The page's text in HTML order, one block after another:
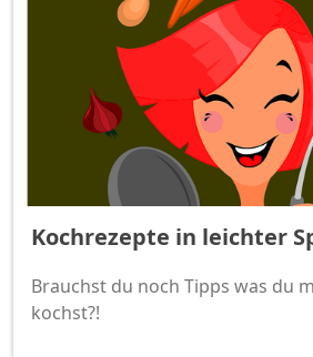
Kochrezepte in leichter
Brauchst du noch Tipps was du
kochst?!